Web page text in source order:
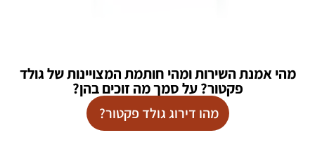
מהי אמנת השירות ומהי חותמת המצויינות של גולד
פקטור? על סמך מה זוכים בהן?
מהו דירוג גולד פקטור?